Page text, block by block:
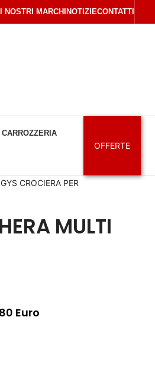
I NOSTRI MARCHI NOTIZIECONTATTI
OFFERTE
GYS CROCIERA PER
MULTI
Euro